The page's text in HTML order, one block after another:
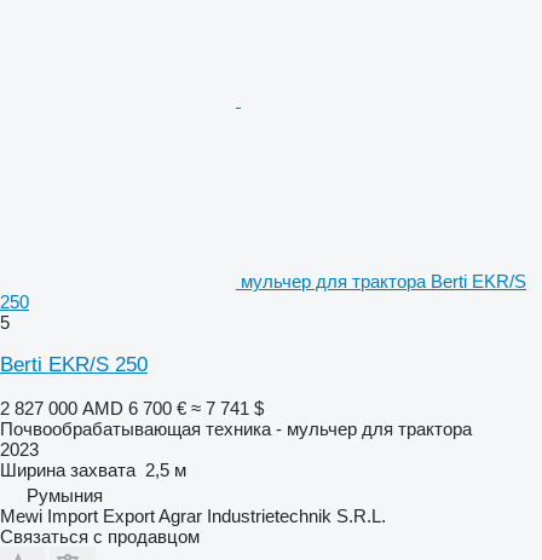
мульчер для трактора Berti EKR/S
250
5
Berti EKR/S 250
2 827 000 AMD 6 700 € ≈ 7 741 $
Почвообрабатывающая техника - мульчер для трактора
2023
Ширина захвата 2,5 м
Румыния
Mewi Import Export Agrar Industrietechnik S.R.L.
Связаться с продавцом